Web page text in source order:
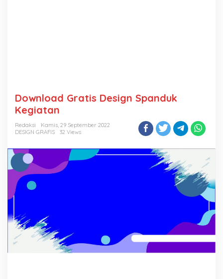
Download Gratis Design Spanduk
Kegiatan
Redaksi
Kamis, 29 September 2022
DESIGN GRAFIS
32 Views